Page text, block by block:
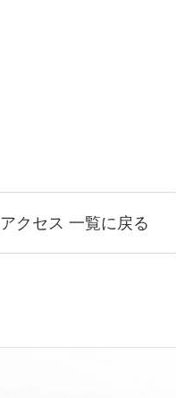
アクセス 一覧に戻る